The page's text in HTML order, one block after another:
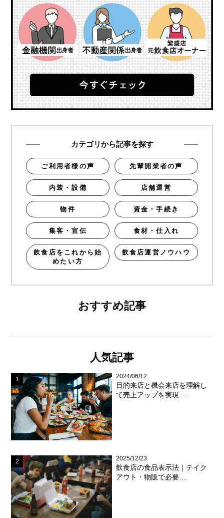
カテゴリから記事を探す
ご利用者様の声 先輩開業者の声
内装・設備 店舗運営
物件 資金・手続き
集客・宣伝 食材・仕入れ
飲食店をこれから始
めたい方
飲食店運営ノウハウ
おすすめ記事
人気記事
2024/06/12
目的来店と機会来店を理解し
て売上アップを実現…
2025/12/23
飲食店の食品表示法｜テイク
アウト・物販で必要…